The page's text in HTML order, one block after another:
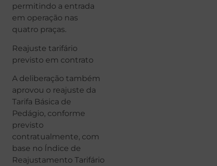
permitindo a entrada
em operação nas
quatro praças.
Reajuste tarifário
previsto em contrato
A deliberação também
aprovou o reajuste da
Tarifa Básica de
Pedágio, conforme
previsto
contratualmente, com
base no Índice de
Reajustamento Tarifário